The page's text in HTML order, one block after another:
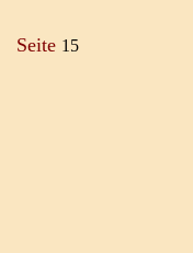
Seite 15